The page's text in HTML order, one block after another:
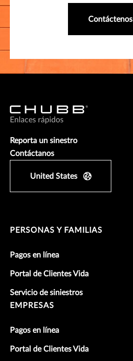
Contáctenos
Enlaces rápidos
Reporta un sinestro
Contáctanos
United States
PERSONAS Y FAMILIAS
Pagos en línea
Portal de Clientes Vida
Servicio de siniestros
EMPRESAS
Pagos en línea
Portal de Clientes Vida